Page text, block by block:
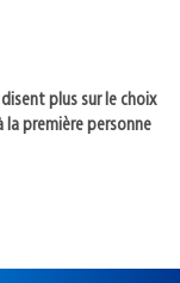
plus sur le choix
première personne